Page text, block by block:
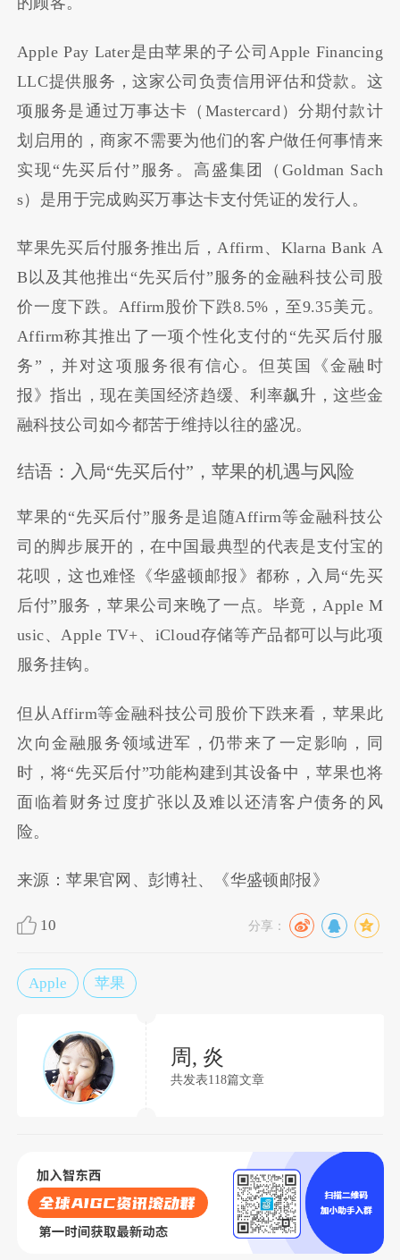
Apple Pay Later是由苹果的子公司Apple Financing
LLC提供服务，这家公司负责信用评估和贷款。这
项服务是通过万事达卡（Mastercard）分期付款计
划启用的，商家不需要为他们的客户做任何事情来
实现“先买后付”服务。高盛集团（Goldman Sach
s）是用于完成购买万事达卡支付凭证的发行人。
苹果先买后付服务推出后，Affirm、Klarna Bank A
B以及其他推出“先买后付”服务的金融科技公司股
价一度下跌。Affirm股价下跌8.5%，至9.35美元。
Affirm称其推出了一项个性化支付的“先买后付服
务”，并对这项服务很有信心。但英国《金融时
报》指出，现在美国经济趋缓、利率飙升，这些金
融科技公司如今都苦于维持以往的盛况。
结语：入局“先买后付”，苹果的机遇与风险
苹果的“先买后付”服务是追随Affirm等金融科技公
司的脚步展开的，在中国最典型的代表是支付宝的
花呗，这也难怪《华盛顿邮报》都称，入局“先买
后付”服务，苹果公司来晚了一点。毕竟，Apple M
usic、Apple TV+、iCloud存储等产品都可以与此项
服务挂钩。
但从Affirm等金融科技公司股价下跌来看，苹果此
次向金融服务领域进军，仍带来了一定影响，同
时，将“先买后付”功能构建到其设备中，苹果也将
面临着财务过度扩张以及难以还清客户债务的风
险。
来源：苹果官网、彭博社、《华盛顿邮报》
10 分享：
Apple 苹果
周, 炎
共发表118篇文章